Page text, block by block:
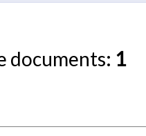
documents: 1